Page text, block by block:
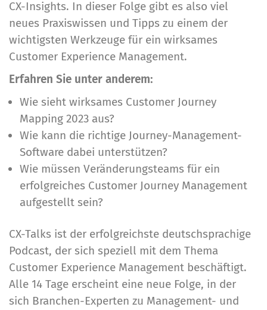
CX-Insights. In dieser Folge gibt es also viel
neues Praxiswissen und Tipps zu einem der
wichtigsten Werkzeuge für ein wirksames
Customer Experience Management.
Erfahren Sie unter anderem:
Wie sieht wirksames Customer Journey
Mapping 2023 aus?
Wie kann die richtige Journey-Management-
Software dabei unterstützen?
Wie müssen Veränderungsteams für ein
erfolgreiches Customer Journey Management
aufgestellt sein?
CX-Talks ist der erfolgreichste deutschsprachige
Podcast, der sich speziell mit dem Thema
Customer Experience Management beschäftigt.
Alle 14 Tage erscheint eine neue Folge, in der
sich Branchen-Experten zu Management- und